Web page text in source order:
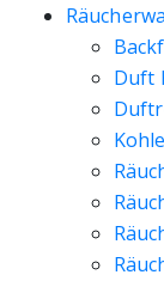
Duft
Kohle